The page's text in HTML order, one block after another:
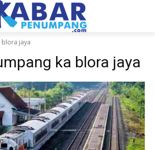
blora jaya
ka blora jaya